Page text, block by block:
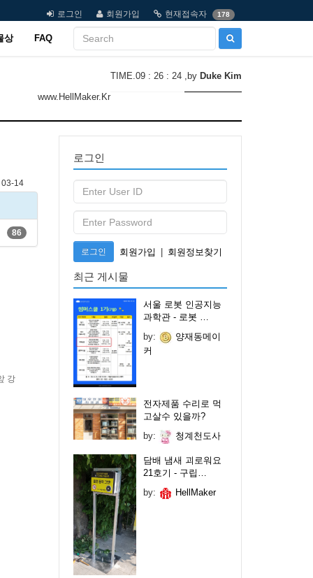
로그인 회원가입 현재접속자 178
상 FAQ
TIME.09 : 26 : 24 ,by Duke Kim
www.HellMaker.Kr
14
86
강
로그인
로그인 회원가입 회원정보찾기
최근 게시물
서울 로봇 인공지능
과학관 - 로봇 …
by:
양재동메이
커
전자제품 수리로 먹
고살수 있을까?
by:
청계천도사
담배 냄새 괴로워요
21호기 - 구립…
by:
HellMaker